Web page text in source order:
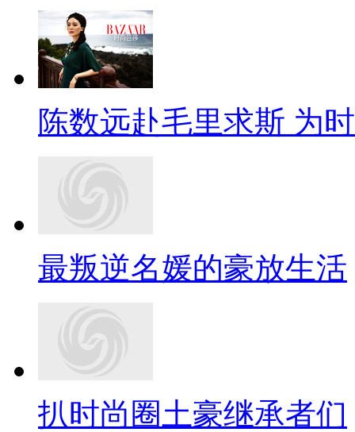
陈数远赴毛里求斯 为
最叛逆名媛的豪放生活
扒时尚圈土豪继承者们